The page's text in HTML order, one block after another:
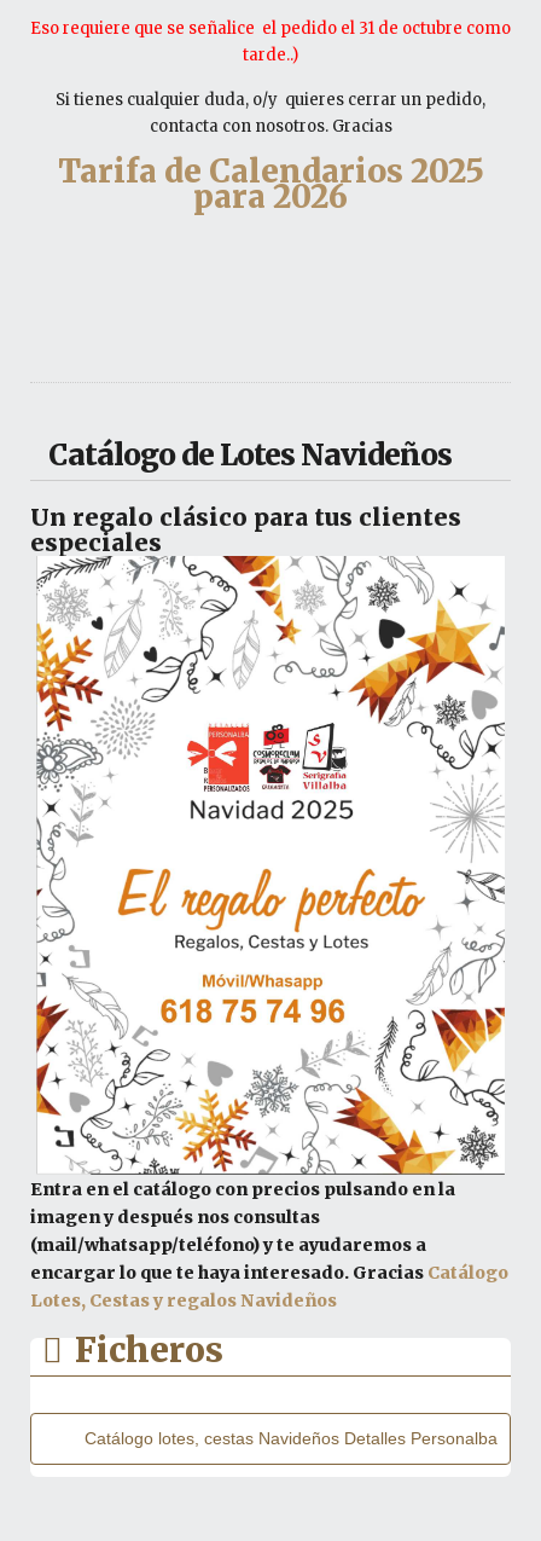
Eso requiere que se señalice el pedido el 31 de octubre como
tarde..)
Si tienes cualquier duda, o/y quieres cerrar un pedido,
contacta con nosotros. Gracias
Tarifa de Calendarios 2025
para 2026
Catálogo de Lotes Navideños
Un regalo clásico para tus clientes
especiales
Entra en el catálogo con precios pulsando en la
imagen y después nos consultas
(mail/whatsapp/teléfono) y te ayudaremos a
encargar lo que te haya interesado. Gracias Catálogo
Lotes, Cestas y regalos Navideños
Catálogo lotes, cestas Navideños Detalles Personalba